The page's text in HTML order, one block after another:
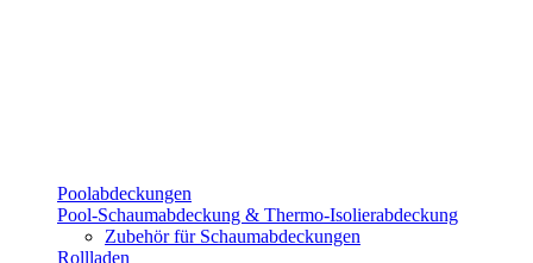
Poolabdeckungen
Pool-Schaumabdeckung & Thermo-Isolierabdeckung
Zubehör für Schaumabdeckungen
Rollladen